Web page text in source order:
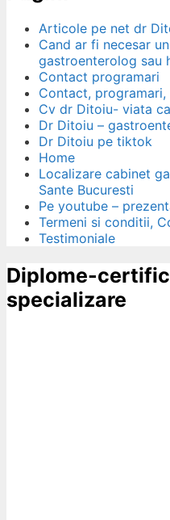
Articole pe net dr
Cand ar fi necesar
gastroenterolog sau
Contact programari
Contact, programari,
Cv dr Ditoiu- viata
Dr Ditoiu –
Dr Ditoiu pe tiktok
Home
Localizare cabinet
Sante Bucuresti
Pe youtube –
Termeni si conditii,
Testimoniale
Diplome-
specializare